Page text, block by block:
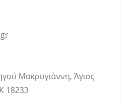
Μακρυγιάννη, Άγιος
18233